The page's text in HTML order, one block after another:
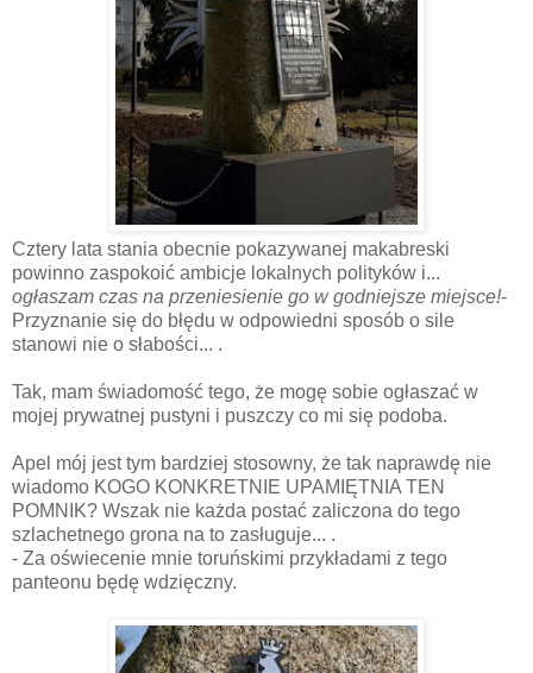
Cztery lata stania obecnie pokazywanej makabreski
powinno zaspokoić ambicje lokalnych polityków i...
ogłaszam czas na przeniesienie go w godniejsze miejsce!-
Przyznanie się do błędu w odpowiedni sposób o sile
stanowi nie o słabości... .
Tak, mam świadomość tego, że mogę sobie ogłaszać w
mojej prywatnej pustyni i puszczy co mi się podoba.
Apel mój jest tym bardziej stosowny, że tak naprawdę nie
wiadomo KOGO KONKRETNIE UPAMIĘTNIA TEN
POMNIK? Wszak nie każda postać zaliczona do tego
szlachetnego grona na to zasługuje... .
- Za oświecenie mnie toruńskimi przykładami z tego
panteonu będę wdzięczny.